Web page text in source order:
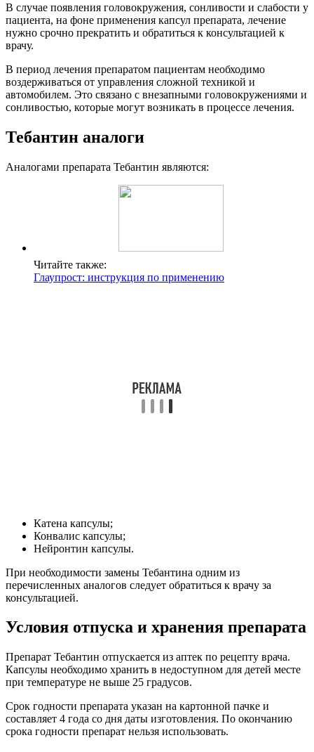
В случае появления головокружения, сонливости и слабости у
пациента, на фоне применения капсул препарата, лечение
нужно срочно прекратить и обратиться к консультацией к
врачу.
В период лечения препаратом пациентам необходимо
воздерживаться от управления сложной техникой и
автомобилем. Это связано с внезапными головокружениями и
сонливостью, которые могут возникать в процессе лечения.
Тебантин аналоги
Аналогами препарата Тебантин являются:
Читайте также:
Глаупрост: инструкция по применению
Катена капсулы;
Конвалис капсулы;
Нейронтин капсулы.
При необходимости замены Тебантина одним из
перечисленных аналогов следует обратиться к врачу за
консультацией.
Условия отпуска и хранения препарата
Препарат Тебантин отпускается из аптек по рецепту врача.
Капсулы необходимо хранить в недоступном для детей месте
при температуре не выше 25 градусов.
Срок годности препарата указан на картонной пачке и
составляет 4 года со дня даты изготовления. По окончанию
срока годности препарат нельзя использовать.